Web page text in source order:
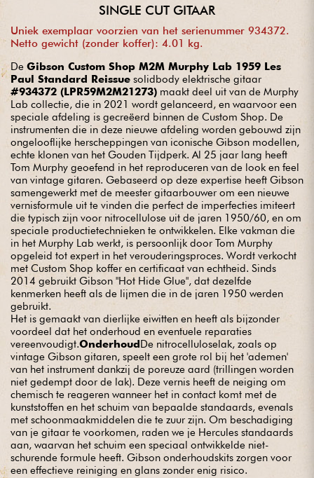
contact met ons op zodat we samen een referentiemodel
kunnen selecteren (te kiezen uit een lijst met instrumenten die
met name zijn geïnspireerd op de iconische gitaren uit
Gibsons gouden eeuw), en vervolgens de verschillende opties
die de Custom Shop (bodyhout/hals/toets, tafelkwaliteit,
pickups, halsprofiel, fittingen, kleuren, finish, etc.). Deze
specificaties worden vervolgens naar de Custom Shop
gestuurd voor validatie, offerte en evaluatie van de levertijd.
Het enige wat u hoeft te doen is de offerte accepteren en
wachten! Aarzel niet om contact met ons op te nemen voor
meer informatie.
SINGLE CUT GITAAR
Uniek exemplaar voorzien van het serienummer 934372.
Netto gewicht (zonder koffer): 4.01 kg.
De Gibson Custom Shop M2M Murphy Lab 1959 Les
Paul Standard Reissue solidbody elektrische gitaar
#934372 (LPR59M2M21273) maakt deel uit van de Murphy
Lab collectie, die in 2021 wordt gelanceerd, en waarvoor een
speciale afdeling is gecreëerd binnen de Custom Shop. De
instrumenten die in deze nieuwe afdeling worden gebouwd zijn
ongelooflijke herscheppingen van iconische Gibson modellen,
echte klonen van het Gouden Tijdperk. Al 25 jaar lang heeft
Tom Murphy geoefend in het reproduceren van de look en feel
van vintage gitaren. Gebaseerd op deze expertise heeft Gibson
samengewerkt met de meester gitaarbouwer om een nieuwe
vernisformule uit te vinden die perfect de imperfecties imiteert
die typisch zijn voor nitrocellulose uit de jaren 1950/60, en om
speciale productietechnieken te ontwikkelen. Elke vakman die
in het Murphy Lab werkt, is persoonlijk door Tom Murphy
opgeleid tot expert in het verouderingsproces. Wordt verkocht
met Custom Shop koffer en certificaat van echtheid. Sinds
2014 gebruikt Gibson "Hot Hide Glue", dat dezelfde
kenmerken heeft als de lijmen die in de jaren 1950 werden
gebruikt.
Het is gemaakt van dierlijke eiwitten en heeft als bijzonder
voordeel dat het onderhoud en eventuele reparaties
vereenvoudigt.OnderhoudDe nitrocelluloselak, zoals op
vintage Gibson gitaren, speelt een grote rol bij het 'ademen'
van het instrument dankzij de poreuze aard (trillingen worden
niet gedempt door de lak). Deze vernis heeft de neiging om
chemisch te reageren wanneer het in contact komt met de
kunststoffen en het schuim van bepaalde standaards, evenals
met schoonmaakmiddelen die te zuur zijn. Om beschadiging
van je gitaar te voorkomen, raden we je Hercules standaards
aan, waarvan het schuim een speciaal ontwikkelde niet-
schurende formule heeft. Gibson onderhoudskits zorgen voor
een effectieve reiniging en glans zonder enig risico.